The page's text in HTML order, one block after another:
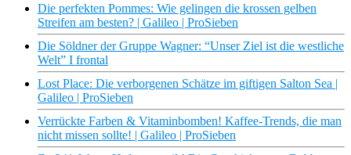
Die perfekten Pommes: Wie gelingen die krossen gelben
Streifen am besten? | Galileo | ProSieben
Die Söldner der Gruppe Wagner: “Unser Ziel ist die westliche
Welt” I frontal
Lost Place: Die verborgenen Schätze im giftigen Salton Sea |
Galileo | ProSieben
Verrückte Farben & Vitaminbomben! Kaffee-Trends, die man
nicht missen sollte! | Galileo | ProSieben